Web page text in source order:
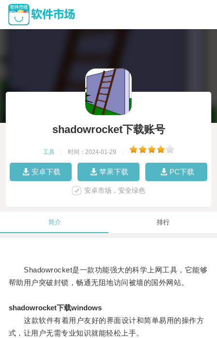
shadowrocket下载账号
工具 时间：2024-01-29
安卓下载 苹果下载 PC下载
安卓市场，安全绿色
简介 排行
Shadowrocket是一款功能强大的科学上网工具，它能够
帮助用户突破封锁，畅通无阻地访问被墙的国外网站。
shadowrocket下载windows
这款软件有着用户友好的界面设计和简单易用的操作方
式，让用户无需专业知识就能轻松上手。